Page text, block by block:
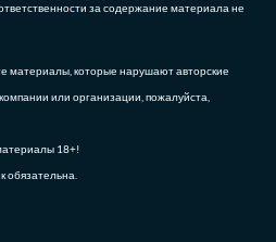
за содержание материала не
материалы, которые нарушают авторские
или организации, пожалуйста,
18+!
обязательна.